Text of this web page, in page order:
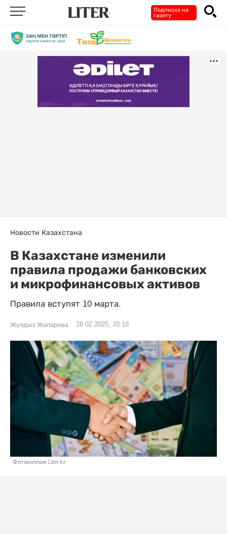
Подписка на
газету
Новости Казахстана
В Казахстане изменили
правила продажи банковских
и микрофинансовых активов
Правила вступят 10 марта.
Жулдыз Жапарова 28.02.2025, 20:18
Фотоколлаж Liter.kz